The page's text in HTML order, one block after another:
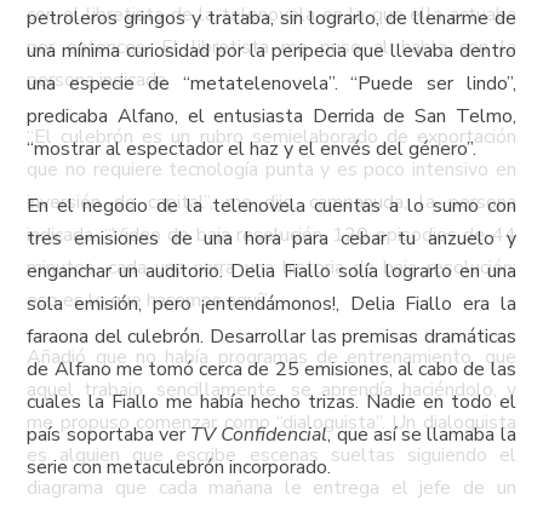
con el libretista de la telenovela en la que ella actuaba
por entonces. El libretista me puso al habla con la
persona indicada.
“El culebrón es un rubro semielaborado de exportación
que no requiere tecnología punta y es poco intensivo en
inversión de capital”, me dijo, campanuda, la persona
indicada. “Video de baja resolución, 120 episodios de 44
minutos, cada uno narra una historia de baja resolución:
eso es lo que hacemos aquí”.
Añadió que no había programas de entrenamiento, que
aquel trabajo, sencillamente, se aprendía haciéndolo, y
me propuso comenzar como “dialoguista”. Un dialoguista
es alguien que escribe escenas sueltas siguiendo el
diagrama que cada mañana le entrega el jefe de un
petroleros gringos y trataba, sin lograrlo, de llenarme de
una mínima curiosidad por la peripecia que llevaba dentro
una especie de “metatelenovela”. “Puede ser lindo”,
predicaba Alfano, el entusiasta Derrida de San Telmo,
“mostrar al espectador el haz y el envés del género”.
En el negocio de la telenovela cuentas a lo sumo con
tres emisiones de una hora para cebar tu anzuelo y
enganchar un auditorio. Delia Fiallo solía lograrlo en una
sola emisión, pero ¡entendámonos!, Delia Fiallo era la
faraona del culebrón. Desarrollar las premisas dramáticas
de Alfano me tomó cerca de 25 emisiones, al cabo de las
cuales la Fiallo me había hecho trizas. Nadie en todo el
país soportaba verTV Confidencial, que así se llamaba la
serie con metaculebrón incorporado.